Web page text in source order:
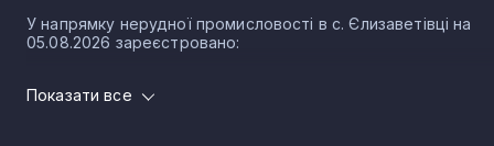
У напрямку нерудної промисловості в с. Єлизаветівці на
05.08.2026 зареєстровано:
0 ФОП
Показати все